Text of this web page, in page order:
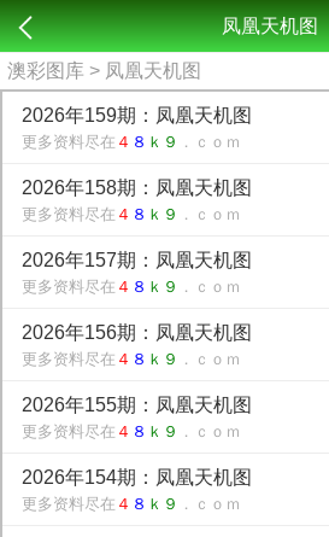
凤凰天机图
澳彩图库 > 凤凰天机图
2026年159期：凤凰天机图
更多资料尽在 ４ ８ ｋ９ ．ｃｏｍ
2026年158期：凤凰天机图
更多资料尽在 ４ ８ ｋ９ ．ｃｏｍ
2026年157期：凤凰天机图
更多资料尽在 ４ ８ ｋ９ ．ｃｏｍ
2026年156期：凤凰天机图
更多资料尽在 ４ ８ ｋ９ ．ｃｏｍ
2026年155期：凤凰天机图
更多资料尽在 ４ ８ ｋ９ ．ｃｏｍ
2026年154期：凤凰天机图
更多资料尽在 ４ ８ ｋ９ ．ｃｏｍ